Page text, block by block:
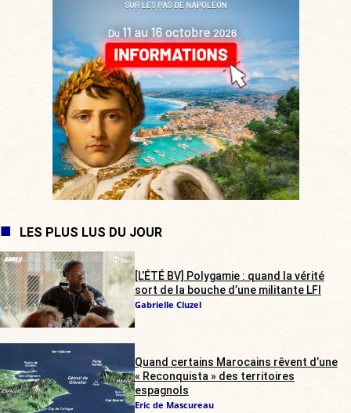
LES PLUS LUS DU JOUR
[L’ÉTÉ BV] Polygamie : quand la vérité
sort de la bouche d’une militante LFI
Gabrielle Cluzel
Quand certains Marocains rêvent d’une
« Reconquista » des territoires
espagnols
Eric de Mascureau